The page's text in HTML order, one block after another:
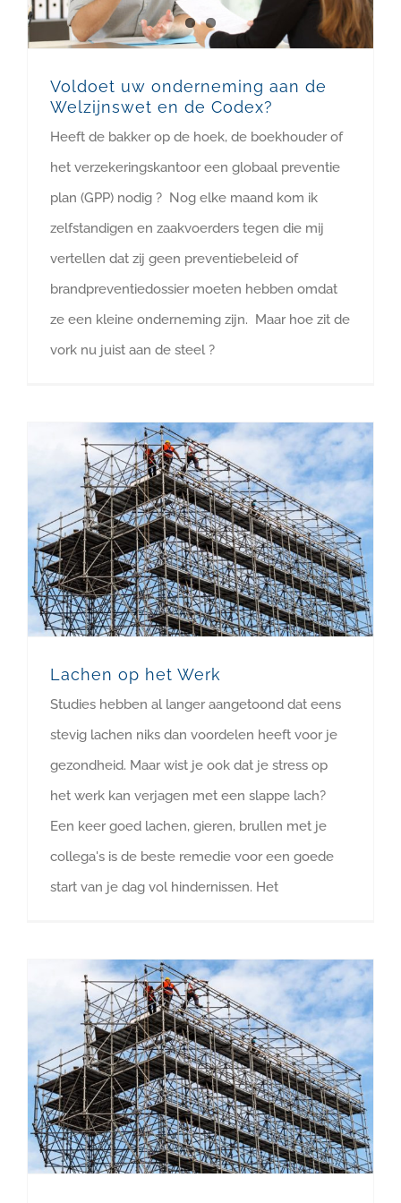
Voldoet uw onderneming aan de
Welzijnswet en de Codex?
Heeft de bakker op de hoek, de boekhouder of
het verzekeringskantoor een globaal preventie
plan (GPP) nodig ? Nog elke maand kom ik
zelfstandigen en zaakvoerders tegen die mij
vertellen dat zij geen preventiebeleid of
brandpreventiedossier moeten hebben omdat
ze een kleine onderneming zijn. Maar hoe zit de
vork nu juist aan de steel ?
Lachen op het Werk
Studies hebben al langer aangetoond dat eens
stevig lachen niks dan voordelen heeft voor je
gezondheid. Maar wist je ook dat je stress op
het werk kan verjagen met een slappe lach?
Een keer goed lachen, gieren, brullen met je
collega's is de beste remedie voor een goede
start van je dag vol hindernissen. Het